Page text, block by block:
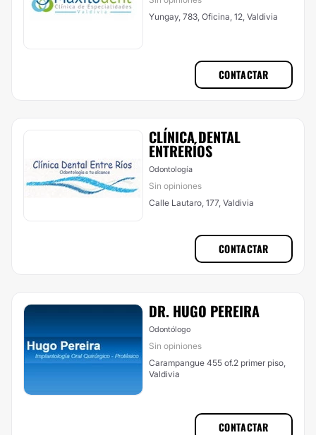
Yungay, 783, Oficina, 12, Valdivia
CONTACTAR
CLÍNICA DENTAL
ENTRERÍOS
Odontología
Sin opiniones
Calle Lautaro, 177, Valdivia
CONTACTAR
DR. HUGO PEREIRA
Odontólogo
Sin opiniones
Carampangue 455 of.2 primer piso,
Valdivia
CONTACTAR